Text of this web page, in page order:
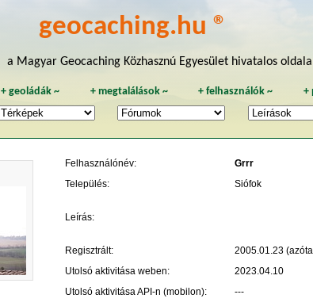
geocaching.hu ®
a Magyar Geocaching Közhasznú Egyesület hivatalos oldala
+geoládák ~ + megtalálások~ +felhasználók ~ +
Felhasználónév:
Grrr
Település:
Siófok
Leírás:
Regisztrált:
2005.01.23
Utolsó aktivitása weben:
2023.04.10
Utolsó aktivitása API-n (mobilon):
---